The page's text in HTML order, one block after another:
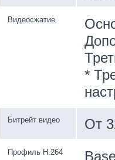
Видеосжатие
*
Битрейт видео От
Профиль H.264